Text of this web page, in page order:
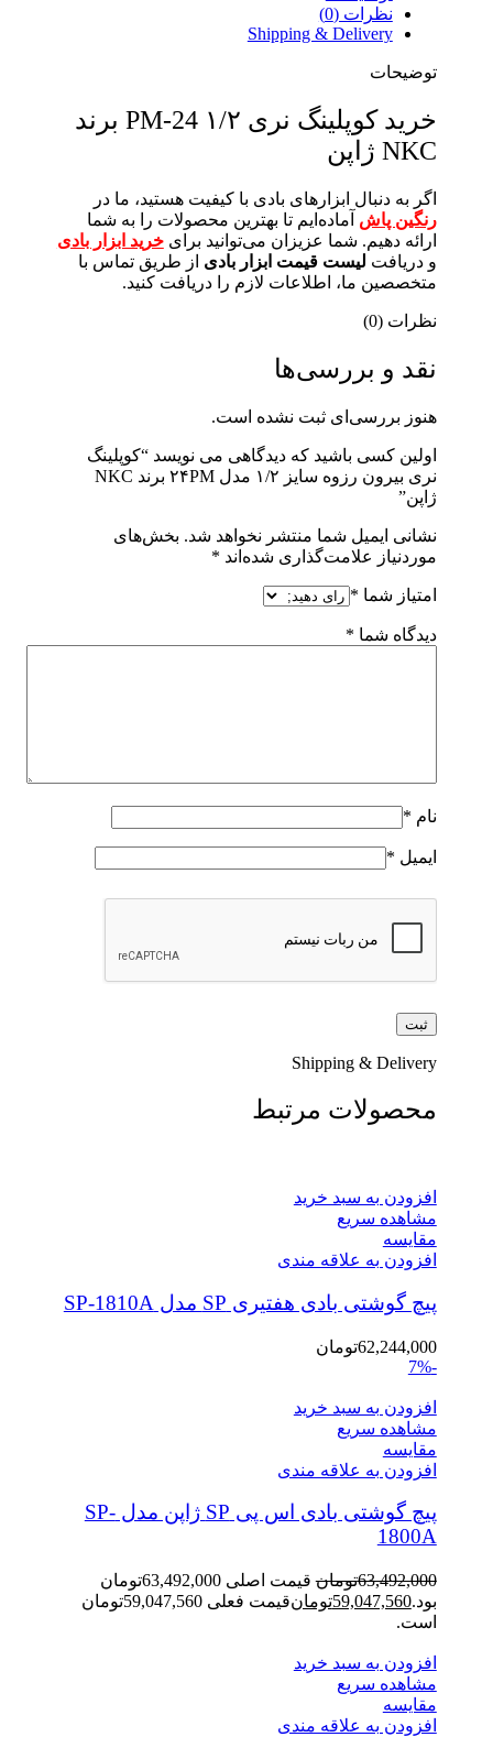
نظرات (0)
Shipping & Delivery
توضیحات
خرید کوپلینگ نری ۱/۲ PM-24 برند
NKC ژاپن
اگر به دنبال ابزارهای بادی با کیفیت هستید، ما در
رنگین پاش آماده‌ایم تا بهترین محصولات را به شما
ارائه دهیم. شما عزیزان می‌توانید برایخرید ابزار بادی
و دریافت لیست قیمت ابزار بادی از طریق تماس با
متخصصین ما، اطلاعات لازم را دریافت کنید.
نظرات (0)
نقد و بررسی‌ها
هنوز بررسی‌ای ثبت نشده است.
اولین کسی باشید که دیدگاهی می نویسد “کوپلینگ
نری بیرون رزوه سایز ۱/۲ مدل ۲۴PM برند NKC
ژاپن”
نشانی ایمیل شما منتشر نخواهد شد. بخش‌های
موردنیاز علامت‌گذاری شده‌اند *
امتیاز شما *
دیدگاه شما *
نام *
ایمیل *
Shipping & Delivery
محصولات مرتبط
افزودن به سبد خرید
مشاهده سریع
مقایسه
افزودن به علاقه مندی
پیچ گوشتی بادی هفتیری SP مدل SP-1810A
62,244,000تومان
-7%
افزودن به سبد خرید
مشاهده سریع
مقایسه
افزودن به علاقه مندی
پیچ گوشتی بادی اس پی SP ژاپن مدل SP-
1800A
63,492,000تومان
قیمت اصلی 63,492,000تومان
بود.59,047,560تومان
قیمت فعلی 59,047,560تومان
است.
افزودن به سبد خرید
مشاهده سریع
مقایسه
افزودن به علاقه مندی